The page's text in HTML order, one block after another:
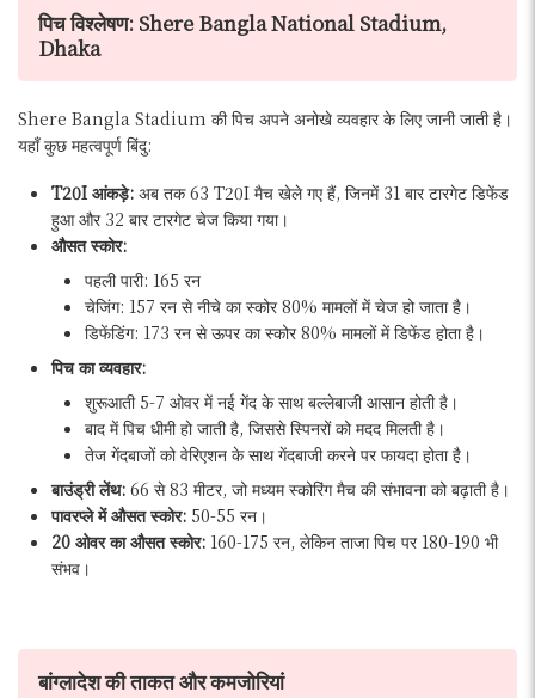
पिच विश्लेषण: Shere Bangla National Stadium,
Dhaka
Shere Bangla Stadium की पिच अपने अनोखे व्यवहार के लिए जानी जाती है।
यहाँ कुछ महत्वपूर्ण बिंदु:
T20I आंकड़े: अब तक 63 T20I मैच खेले गए हैं, जिनमें 31 बार टारगेट डिफेंड
हुआ और 32 बार टारगेट चेज किया गया।
औसत स्कोर:
पहली पारी: 165 रन
चेजिंग: 157 रन से नीचे का स्कोर 80% मामलों में चेज हो जाता है।
डिफेंडिंग: 173 रन से ऊपर का स्कोर 80% मामलों में डिफेंड होता है।
पिच का व्यवहार:
शुरूआती 5-7 ओवर में नई गेंद के साथ बल्लेबाजी आसान होती है।
बाद में पिच धीमी हो जाती है, जिससे स्पिनरों को मदद मिलती है।
तेज गेंदबाजों को वेरिएशन के साथ गेंदबाजी करने पर फायदा होता है।
बाउंड्री लेंथ: 66 से 83 मीटर, जो मध्यम स्कोरिंग मैच की संभावना को बढ़ाती है।
पावरप्ले में औसत स्कोर: 50-55 रन।
20 ओवर का औसत स्कोर: 160-175 रन, लेकिन ताजा पिच पर 180-190 भी
संभव।
बांग्लादेश की ताकत और कमजोरियां